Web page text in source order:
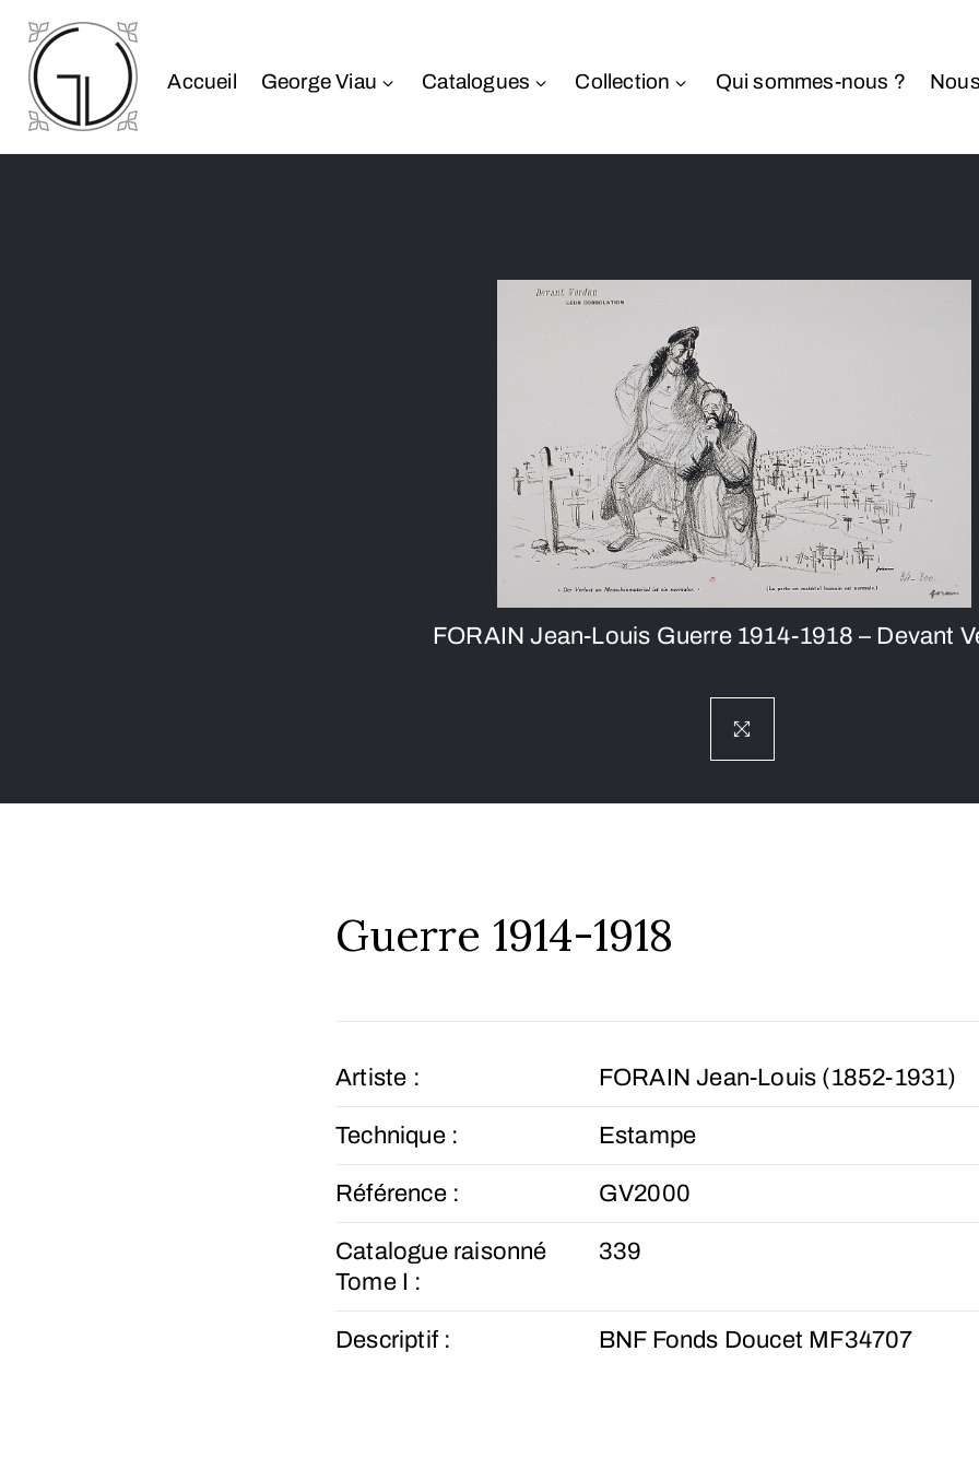
Accueil George Viau Catalogues Collection Qui sommes-nous ?
FORAIN Jean-Louis Guerre 1914-1918 – Devant
Guerre 1914-1918
Artiste : FORAIN Jean-Louis (1852-1931)
Technique : Estampe
Référence : GV2000
Catalogue raisonné
Tome I :
339
Descriptif : BNF Fonds Doucet MF34707